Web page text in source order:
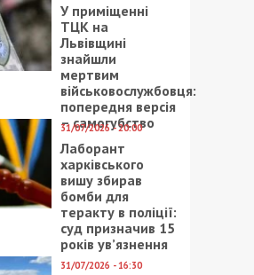
У приміщенні
ТЦК на
Львівщині
знайшли
мертвим
військовослужбовця:
попередня версія
– самогубство
31/07/2026 - 20:00
Лаборант
харківського
вишу збирав
бомби для
теракту в поліції:
суд призначив 15
років ув’язнення
31/07/2026 - 16:30